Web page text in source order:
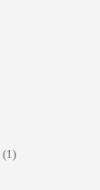
(1)